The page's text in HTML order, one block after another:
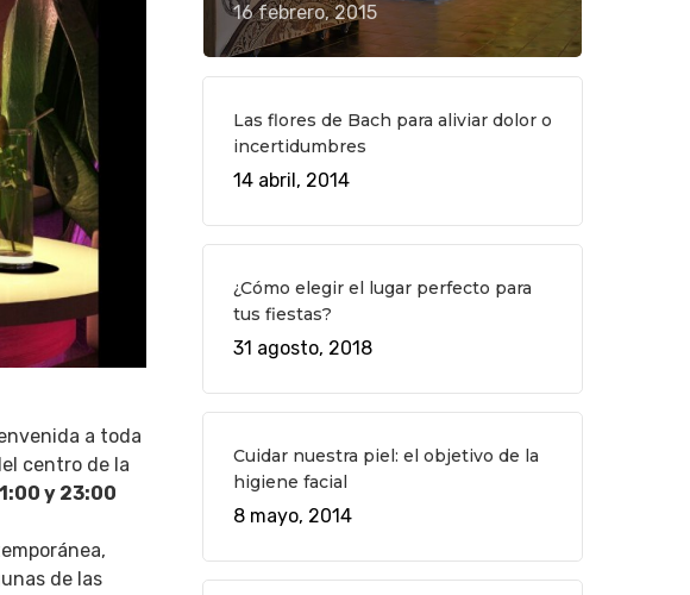
a toda
centro de la
y 23:00
de las
16 febrero, 2015
Las flores de Bach para aliviar dolor o
incertidumbres
14 abril, 2014
¿Cómo elegir el lugar perfecto para
tus fiestas?
31 agosto, 2018
Cuidar nuestra piel: el objetivo de la
higiene facial
8 mayo, 2014